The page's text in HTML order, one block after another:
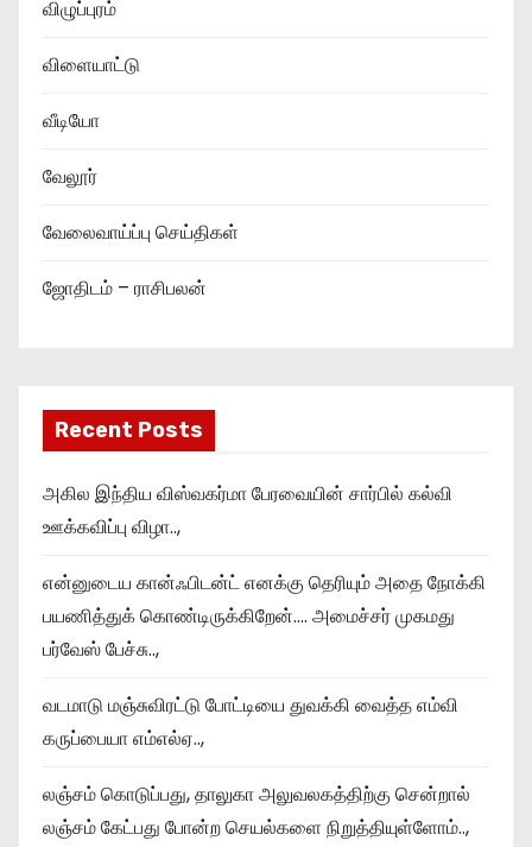
விழுப்புரம்
விளையாட்டு
வீடியோ
வேலூர்
வேலைவாய்ப்பு செய்திகள்
ஜோதிடம் – ராசிபலன்
Recent Posts
அகில இந்திய விஸ்வகர்மா பேரவையின் சார்பில் கல்வி
ஊக்கவிப்பு விழா..,
என்னுடைய கான்ஃபிடன்ட் எனக்கு தெரியும் அதை நோக்கி
பயணித்துக் கொண்டிருக்கிறேன்…. அமைச்சர் முகமது
பர்வேஸ் பேச்சு..,
வடமாடு மஞ்சுவிரட்டு போட்டியை துவக்கி வைத்த எம்வி
கருப்பையா எம்எல்ஏ..,
லஞ்சம் கொடுப்பது, தாலுகா அலுவலகத்திற்கு சென்றால்
லஞ்சம் கேட்பது போன்ற செயல்களை நிறுத்தியுள்ளோம்..,